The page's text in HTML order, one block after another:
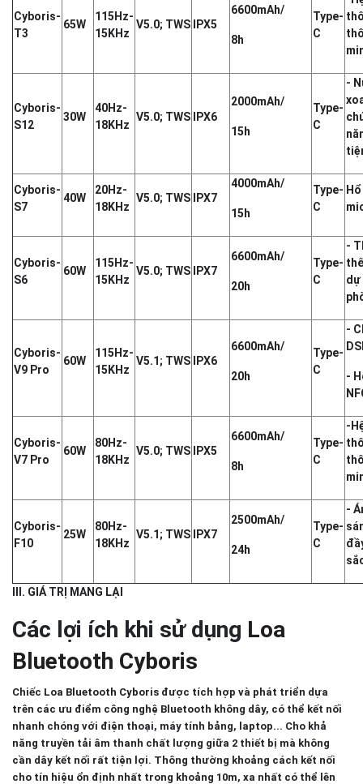
Cyboris-
T3
65W
115Hz-
15KHz
V5.0; TWS IPX5
6600mAh/
8h
Type-
C
Cyboris-
S12
30W
40Hz-
18KHz
V5.0; TWS IPX6
2000mAh/
15h
Type-
C
-
Cyboris-
S7
40W
20Hz-
18KHz
V5.0; TWS IPX7
4000mAh/
15h
Type-
C
Cyboris-
S6
60W
115Hz-
15KHz
V5.0; TWS IPX7
6600mAh/
20h
Type-
C
-
dự
Cyboris-
V9 Pro
60W
115Hz-
15KHz
V5.1; TWS IPX6
6600mAh/
20h
Type-
C
-
-
Cyboris-
V7 Pro
60W
80Hz-
18KHz
V5.0; TWS IPX5
6600mAh/
8h
Type-
C
-
Cyboris-
F10
25W
80Hz-
18KHz
V5.1; TWS IPX7
2500mAh/
24h
Type-
C
-
III. GIÁ TRỊ MANG LẠI
Các lợi ích khi sử dụng Loa
Bluetooth Cyboris
Chiếc Loa Bluetooth Cyboris được tích hợp và phát triển dựa
trên các ưu điểm công nghệ Bluetooth không dây, có thể kết nối
nhanh chóng với điện thoại, máy tính bảng, laptop... Cho khả
năng truyền tải âm thanh chất lượng giữa 2 thiết bị mà không
cần dây kết nối rất tiện lợi. Thông thường khoảng cách kết nối
cho tín hiệu ổn định nhất trong khoảng 10m, xa nhất có thể lên